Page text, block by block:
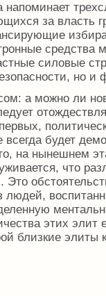
напоминает
за власть
силовые
но и
а можно ли
будет
на нынешнем
что
Это
людей,
этих элит
близкие элиты